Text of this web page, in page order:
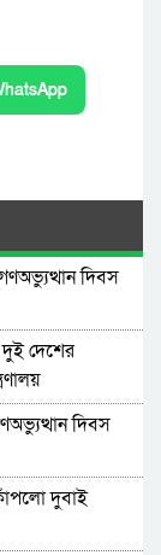
দিবস
দেশের
দিবস
দুবাই